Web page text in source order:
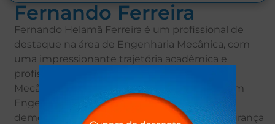
Fernando Ferreira
Fernando Helamã Ferreira é um profissional de
destaque na área de Engenharia Mecânica, com
uma impressionante trajetória acadêmica e
profissional. Ele é Bacharel em Engenharia
Mecânica e detém uma formação adicional em
Engenharia de Segurança do Trabalho,
demonstrando seu compromisso com a segurança